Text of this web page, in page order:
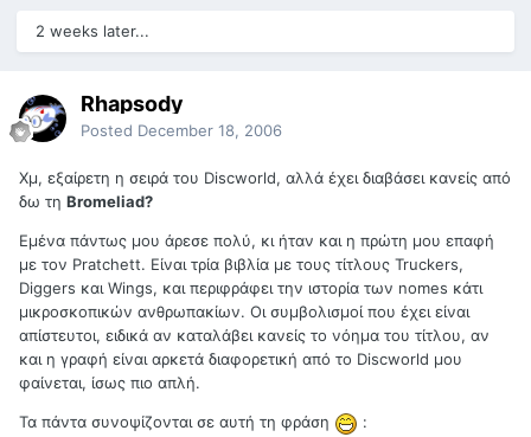
2 weeks later...
Rhapsody
Posted December 18, 2006
Χμ, εξαίρετη η σειρά του Discworld, αλλά έχει διαβάσει κανείς από
δω τη Bromeliad?
Εμένα πάντως μου άρεσε πολύ, κι ήταν και η πρώτη μου επαφή
με τον Pratchett. Είναι τρία βιβλία με τους τίτλους Truckers,
Diggers και Wings, και περιφράφει την ιστορία των nomes κάτι
μικροσκοπικών ανθρωπακίων. Οι συμβολισμοί που έχει είναι
απίστευτοι, ειδικά αν καταλάβει κανείς το νόημα του τίτλου, αν
και η γραφή είναι αρκετά διαφορετική από το Discworld μου
φαίνεται, ίσως πιο απλή.
Τα πάντα συνοψίζονται σε αυτή τη φράση :